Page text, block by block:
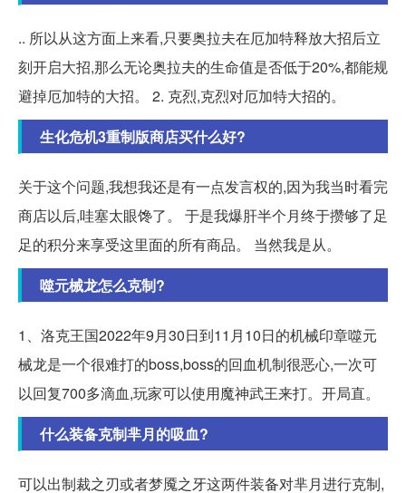
.. 所以从这方面上来看,只要奥拉夫在厄加特释放大招后立
刻开启大招,那么无论奥拉夫的生命值是否低于20%,都能规
避掉厄加特的大招。 2. 克烈,克烈对厄加特大招的。
生化危机3重制版商店买什么好?
关于这个问题,我想我还是有一点发言权的,因为我当时看完
商店以后,哇塞太眼馋了。 于是我爆肝半个月终于攒够了足
足的积分来享受这里面的所有商品。 当然我是从。
噬元械龙怎么克制?
1、洛克王国2022年9月30日到11月10日的机械印章噬元
械龙是一个很难打的boss,boss的回血机制很恶心,一次可
以回复700多滴血,玩家可以使用魔神武王来打。开局直。
什么装备克制芈月的吸血?
可以出制裁之刃或者梦魇之牙这两件装备对芈月进行克制,